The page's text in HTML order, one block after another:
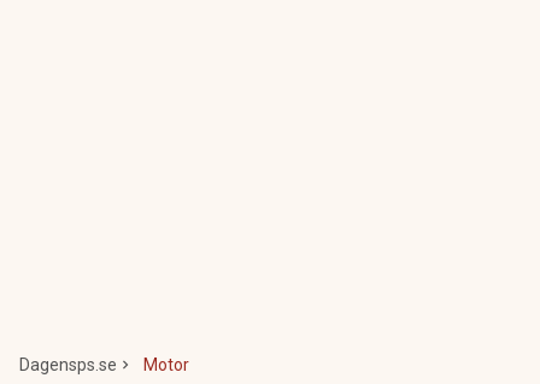
Dagensps.se Motor